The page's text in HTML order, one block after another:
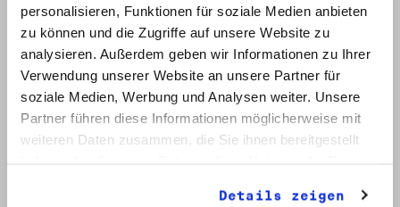
personalisieren, Funktionen für soziale Medien anbieten
zu können und die Zugriffe auf unsere Website zu
analysieren. Außerdem geben wir Informationen zu Ihrer
Verwendung unserer Website an unsere Partner für
soziale Medien, Werbung und Analysen weiter. Unsere
Partner führen diese Informationen möglicherweise mit
weiteren Daten zusammen, die Sie ihnen bereitgestellt
Details zeigen
Signatur: RW 42
Titel: Fusion von "Bündnis 90" und "Die Grünen" (2)
Datum: Okt. 1992 - Jan. 1993